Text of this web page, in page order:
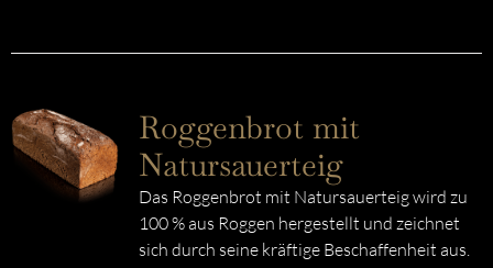
Roggenbrot mit
Natursauerteig
Das Roggenbrot mit Natursauerteig wird zu
100 % aus Roggen hergestellt und zeichnet
sich durch seine kräftige Beschaffenheit aus.